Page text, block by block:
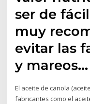
ser de
muy
evitar las
y mareos…
El aceite de canola
fabricantes como el